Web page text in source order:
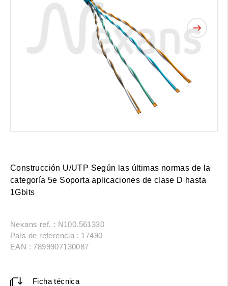
Construcción U/UTP Según las últimas normas de la
categoría 5e Soporta aplicaciones de clase D hasta
1Gbits
Nexans ref. : N100.561330
País de referencia : 17490
EAN : 7899907130087
Ficha técnica